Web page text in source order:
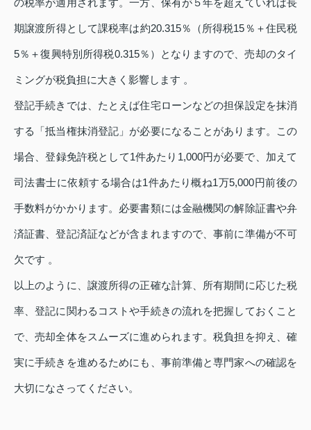
期譲渡所得として課税率は約20.315％（所得税15％＋住民税
5％＋復興特別所得税0.315％）となりますので、売却のタイ
ミングが税負担に大きく影響します 。
登記手続きでは、たとえば住宅ローンなどの担保設定を抹消
する「抵当権抹消登記」が必要になることがあります。この
場合、登録免許税として1件あたり1,000円が必要で、加えて
司法書士に依頼する場合は1件あたり概ね1万5,000円前後の
手数料がかかります。必要書類には金融機関の解除証書や弁
済証書、登記済証などが含まれますので、事前に準備が不可
欠です 。
以上のように、譲渡所得の正確な計算、所有期間に応じた税
率、登記に関わるコストや手続きの流れを把握しておくこと
で、売却全体をスムーズに進められます。税負担を抑え、確
実に手続きを進めるためにも、事前準備と専門家への確認を
大切になさってください。